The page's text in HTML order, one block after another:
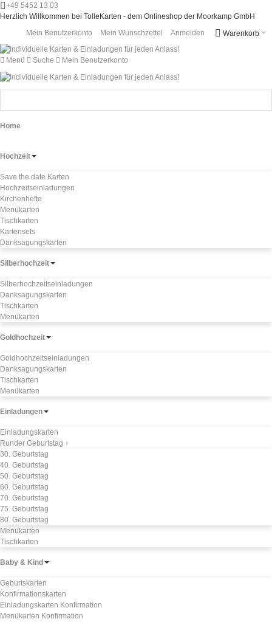
+49 5452 13 03
Herzlich Willkommen bei TolleKarten - dem Onlineshop der Moorkamp GmbH
Warenkorb
Mein Benutzerkonto Mein Wunschzettel Anmelden
Menü Suche Mein Benutzerkonto
Home
Hochzeit
Save the date Karten
Hochzeitseinladungen
Kirchenhefte
Menükarten
Tischkarten
Kartensets
Danksagungskarten
Silberhochzeit
Silberhochzeitseinladungen
Danksagungskarten
Tischkarten
Menükarten
Goldhochzeit
Goldhochzeitseinladungen
Danksagungskarten
Tischkarten
Menükarten
Einladungen
Einladungskarten
Runder Geburtstag
30. Geburtstag
40. Geburtstag
50. Geburtstag
60. Geburtstag
70. Geburtstag
75. Geburtstag
80. Geburtstag
Menükarten
Tischkarten
Baby & Kind
Geburtskarten
Konfirmationskarten
Einladungskarten Konfirmation
Menükarten Konfirmation